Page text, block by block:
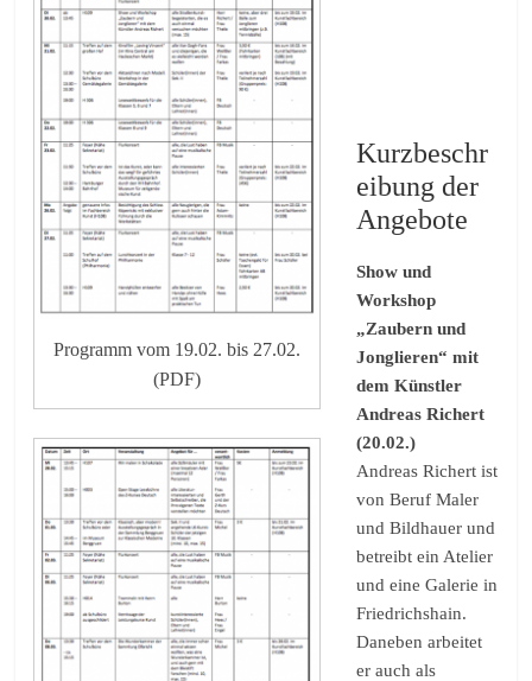
Programm vom 19.02. bis 27.02.
(PDF)
Kurzbeschr
eibung der
Angebote
Show und
Workshop
„Zaubern und
Jonglieren“ mit
dem Künstler
Andreas Richert
(20.02.)
Andreas Richert ist
von Beruf Maler
und Bildhauer und
betreibt ein Atelier
und eine Galerie in
Friedrichshain.
Daneben arbeitet
er auch als